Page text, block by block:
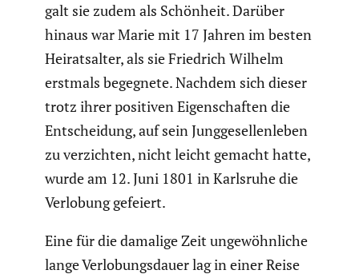
galt sie zudem als Schönheit. Darüber
hinaus war Marie mit 17 Jahren im besten
Heirats­alter, als sie Friedrich Wilhelm
erstmals begegnete. Nachdem sich dieser
trotz ihrer positiven Eigen­schaften die
Entschei­dung, auf sein Jungge­sel­len­leben
zu verzichten, nicht leicht gemacht hatte,
wurde am 12. Juni 1801 in Karlsruhe die
Verlobung gefeiert.
Eine für die damalige Zeit ungewöhn­liche
lange Verlo­bungs­dauer lag in einer Reise